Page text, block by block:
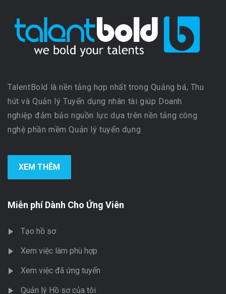
TalentBold là nền tảng hợp nhất trong Quảng bá, Thu
hút và Quản lý Tuyển dụng nhân tài giúp Doanh
nghiệp đảm bảo nguồn lực dựa trên nền tảng công
nghệ phần mềm Quản lý tuyển dụng
XEM THÊM
Miễn phí Dành Cho Ứng Viên
Tạo hồ sơ
Xem việc làm phù hợp
Xem việc đã ứng tuyển
Quản lý Hồ sơ của tôi